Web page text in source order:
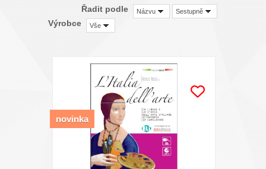
Řadit podle Názvu Sestupně
Výrobce Vše
novinka